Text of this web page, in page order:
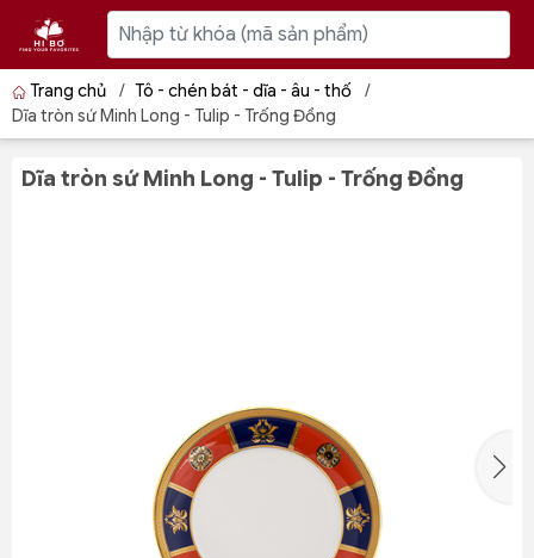
Trang chủ / Tô - chén bát - dĩa - âu - thố
/
Dĩa tròn sứ Minh Long - Tulip - Trống Đồng
Dĩa tròn sứ Minh Long - Tulip - Trống Đồng